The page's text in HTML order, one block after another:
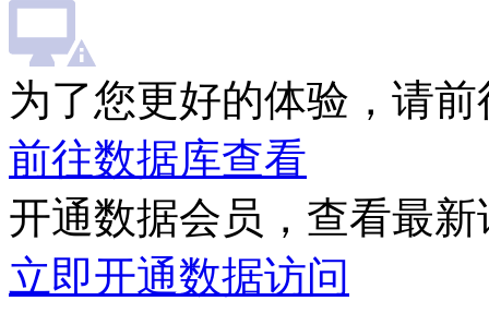
为了您更好的体验，请
前往数据库查看
开通数据会员，查看最
立即开通数据访问